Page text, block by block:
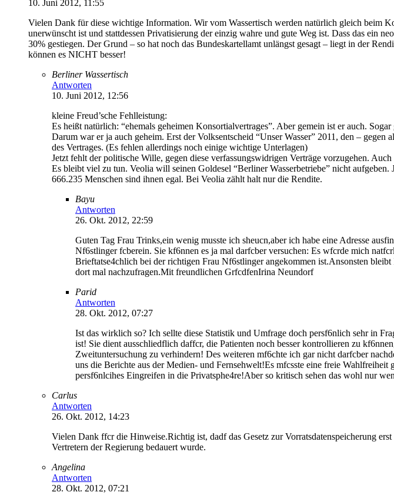
10. Juni 2012, 11:55
Vielen Dank für diese wichtige Information. Wir vom Wassertisch werden natürlich gleich beim
unerwünscht ist und stattdessen Privatisierung der einzig wahre und gute Weg ist. Dass das ein
30% gestiegen. Der Grund – so hat noch das Bundeskartellamt unlängst gesagt – liegt in der
können es NICHT besser!
Berliner Wassertisch
Antworten
10. Juni 2012, 12:56
kleine Freud’sche Fehlleistung:
Es heißt natürlich: “ehemals geheimen Konsortialvertrages”. Aber gemein ist er auch.
Darum war er ja auch geheim. Erst der Volksentscheid “Unser Wasser” 2011, den –
des Vertrages. (Es fehlen allerdings noch einige wichtige Unterlagen)
Jetzt fehlt der politische Wille, gegen diese verfassungswidrigen Verträge vorzugehen.
Es bleibt viel zu tun. Veolia will seinen Goldesel “Berliner Wasserbetriebe” nicht
666.235 Menschen sind ihnen egal. Bei Veolia zählt halt nur die Rendite.
Bayu
Antworten
26. Okt. 2012, 22:59
Guten Tag Frau Trinks,ein wenig musste ich sheucn,aber ich habe eine Adresse
Nf6stlinger fcberein. Sie kf6nnen es ja mal darfcber versuchen: Es wfcrde mich
Brieftatse4chlich bei der richtigen Frau Nf6stlinger angekommen ist.Ansonsten
dort mal nachzufragen.Mit freundlichen GrfcdfenIrina Neundorf
Parid
Antworten
28. Okt. 2012, 07:27
Ist das wirklich so? Ich sellte diese Statistik und Umfrage doch persf6nlich sehr in
ist! Sie dient ausschliedflich daffcr, die Patienten noch besser kontrollieren zu
Zweituntersuchung zu verhindern! Des weiteren mf6chte ich gar nicht darfcber
uns die Berichte aus der Medien- und Fernsehwelt!Es mfcsste eine freie
persf6nlcihes Eingreifen in die Privatsphe4re!Aber so kritisch sehen das wohl nur
Carlus
Antworten
26. Okt. 2012, 14:23
Vielen Dank ffcr die Hinweise.Richtig ist, dadf das Gesetz zur Vorratsdatenspeicherung
Vertretern der Regierung bedauert wurde.
Angelina
Antworten
28. Okt. 2012, 07:21